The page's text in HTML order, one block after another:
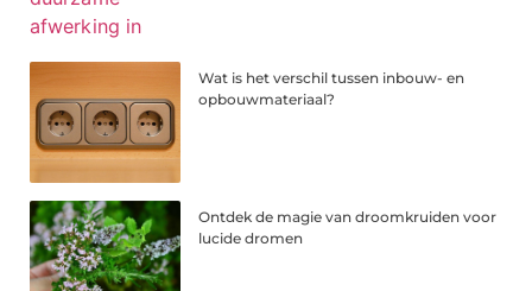
Wat is het verschil tussen inbouw- en
opbouwmateriaal?
Ontdek de magie van droomkruiden voor
lucide dromen